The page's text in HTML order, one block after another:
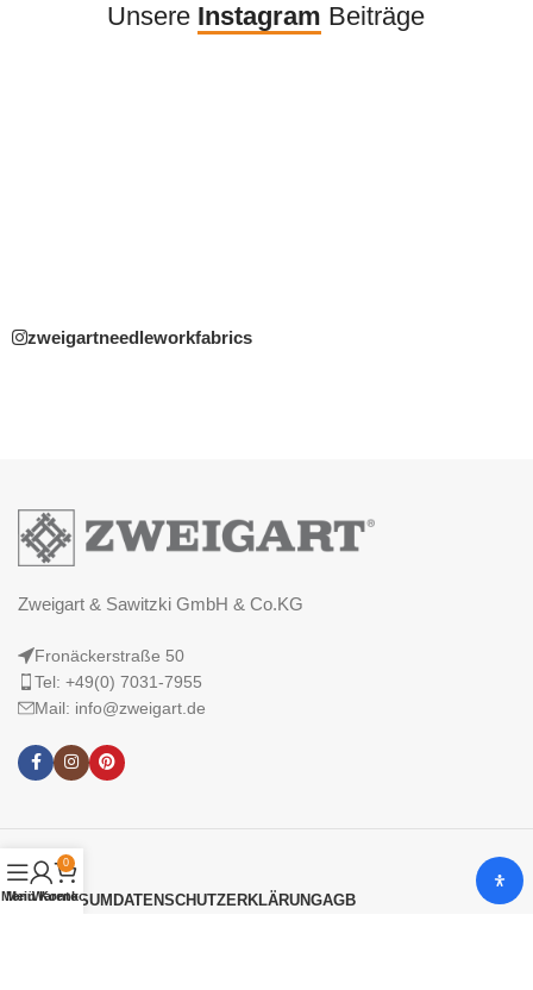
Unsere Instagram Beiträge
zweigartneedleworkfabrics
Zweigart & Sawitzki GmbH & Co.KG
Fronäckerstraße 50
Tel: +49(0) 7031-7955
Mail: info@zweigart.de
IMPRESSUM DATENSCHUTZERKLÄRUNGAGB
Menü
Mein Konto
0
Warenkorb